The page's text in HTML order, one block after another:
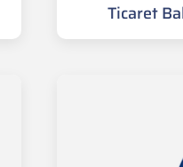
Ticaret